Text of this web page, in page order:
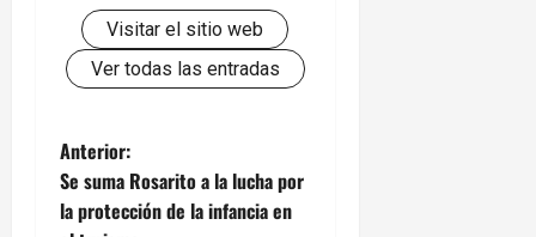
Visitar el sitio web
Ver todas las entradas
N
a
Anterior:
Se suma Rosarito a la lucha por
la protección de la infancia en